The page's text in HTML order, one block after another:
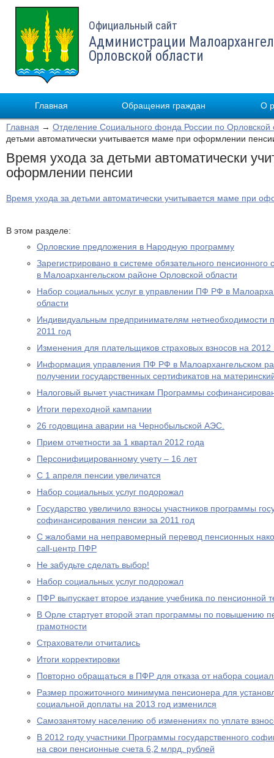
Официальный сайт
Администрации
Орловской области
Главная Обращения граждан О
Главная → Отделение Социального фонда России по Орловской
детьми автоматически учитывается маме при оформлении
Время ухода за детьми автоматически
оформлении пенсии
Время ухода за детьми автоматически учитывается маме при
В этом разделе:
Орловские предложения в Народную программу
Зарегистрировано в системе обязательного
в Малоархангельском районе Орловской области
Набор социальных услуг в управлении ПФ РФ в
области
Индивидуальным предпринимателям нетнеобходимости
2011 год
Изменения для плательщиков страховых взносов на 2012
Информация управления ПФ РФ в Малоархангельском
получении государственных сертификатов на
Налоговый вычет участникам Программы
Итоги переходной кампании
26 годовщина аварии на Чернобыльской АЭС.
Прием отчетности за 1 квартал 2012 года
Персонифицированному учету – 16 лет
С 1 апреля пенсии увеличатся
Набор социальных услуг подорожал
Государство увеличило взносы участников программы
софинансирования пенсии за 2011 год
С жалобами на неправомерный перевод пенсионных
call-центр ПФР
Не забудьте сделать выбор!
Набор социальных услуг подорожал
ПФР выпускает второе издание учебника по пенсионной
В Орле стартует второй этап программы по повышению
грамотности
Страхователи отчитались
Итоги корректировки
Повторно обращаться в ПФР для отказа от набора
Размер прожиточного минимума пенсионера для
социальной доплаты на 2013 год изменился
Самозанятому населению об изменениях по уплате
В 2012 году участники Программы государственного
на свои пенсионные счета 6,2 млрд. рублей